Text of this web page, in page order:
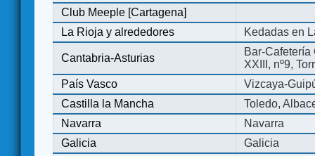
Club Meeple [Cartagena]
La Rioja y alrededores
Kedadas en
Cantabria-Asturias
Bar-
XXIII, nº9,
País Vasco
Vizcaya-
Castilla la Mancha
Toledo,
Navarra
Navarra
Galicia
Galicia